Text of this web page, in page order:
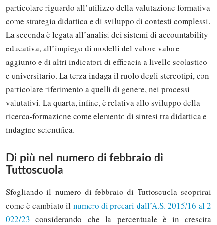
particolare riguardo all’utilizzo della valutazione formativa
come strategia didattica e di sviluppo di contesti complessi.
La seconda è legata all’analisi dei sistemi di accountability
educativa, all’impiego di modelli del valore valore
aggiunto e di altri indicatori di efficacia a livello scolastico
e universitario. La terza indaga il ruolo degli stereotipi, con
particolare riferimento a quelli di genere, nei processi
valutativi. La quarta, infine, è relativa allo sviluppo della
ricerca-formazione come elemento di sintesi tra didattica e
indagine scientifica.
Di più nel numero di febbraio di
Tuttoscuola
Sfogliando il numero di febbraio di Tuttoscuola scoprirai
come è cambiato il numero di precari dall’A.S. 2015/16 al 2
022/23 considerando che la percentuale è in crescita